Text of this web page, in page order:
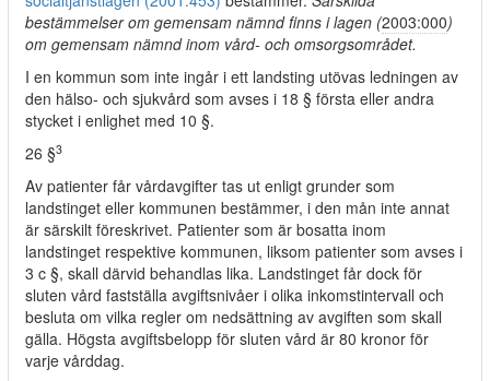
bestämmelser om gemensam nämnd finns i lagen (2003:000)
om gemensam nämnd inom vård- och omsorgsområdet.
I en kommun som inte ingår i ett landsting utövas ledningen av
den hälso- och sjukvård som avses i 18 § första eller andra
stycket i enlighet med 10 §.
26 §3
Av patienter får vårdavgifter tas ut enligt grunder som
landstinget eller kommunen bestämmer, i den mån inte annat
är särskilt föreskrivet. Patienter som är bosatta inom
landstinget respektive kommunen, liksom patienter som avses i
3 c §, skall därvid behandlas lika. Landstinget får dock för
sluten vård fastställa avgiftsnivåer i olika inkomstintervall och
besluta om vilka regler om nedsättning av avgiften som skall
gälla. Högsta avgiftsbelopp för sluten vård är 80 kronor för
varje vårddag.